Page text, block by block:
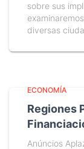
sobre sus
diversas
ECONOMÍA
Regiones
Anúncios